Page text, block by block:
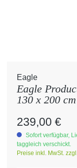
Eagle
Eagle
130 x 200 cm
Regulärer Preis:
239,00 €
Sofort verfügbar,
taggleich verschickt.
Preise inkl. MwSt.